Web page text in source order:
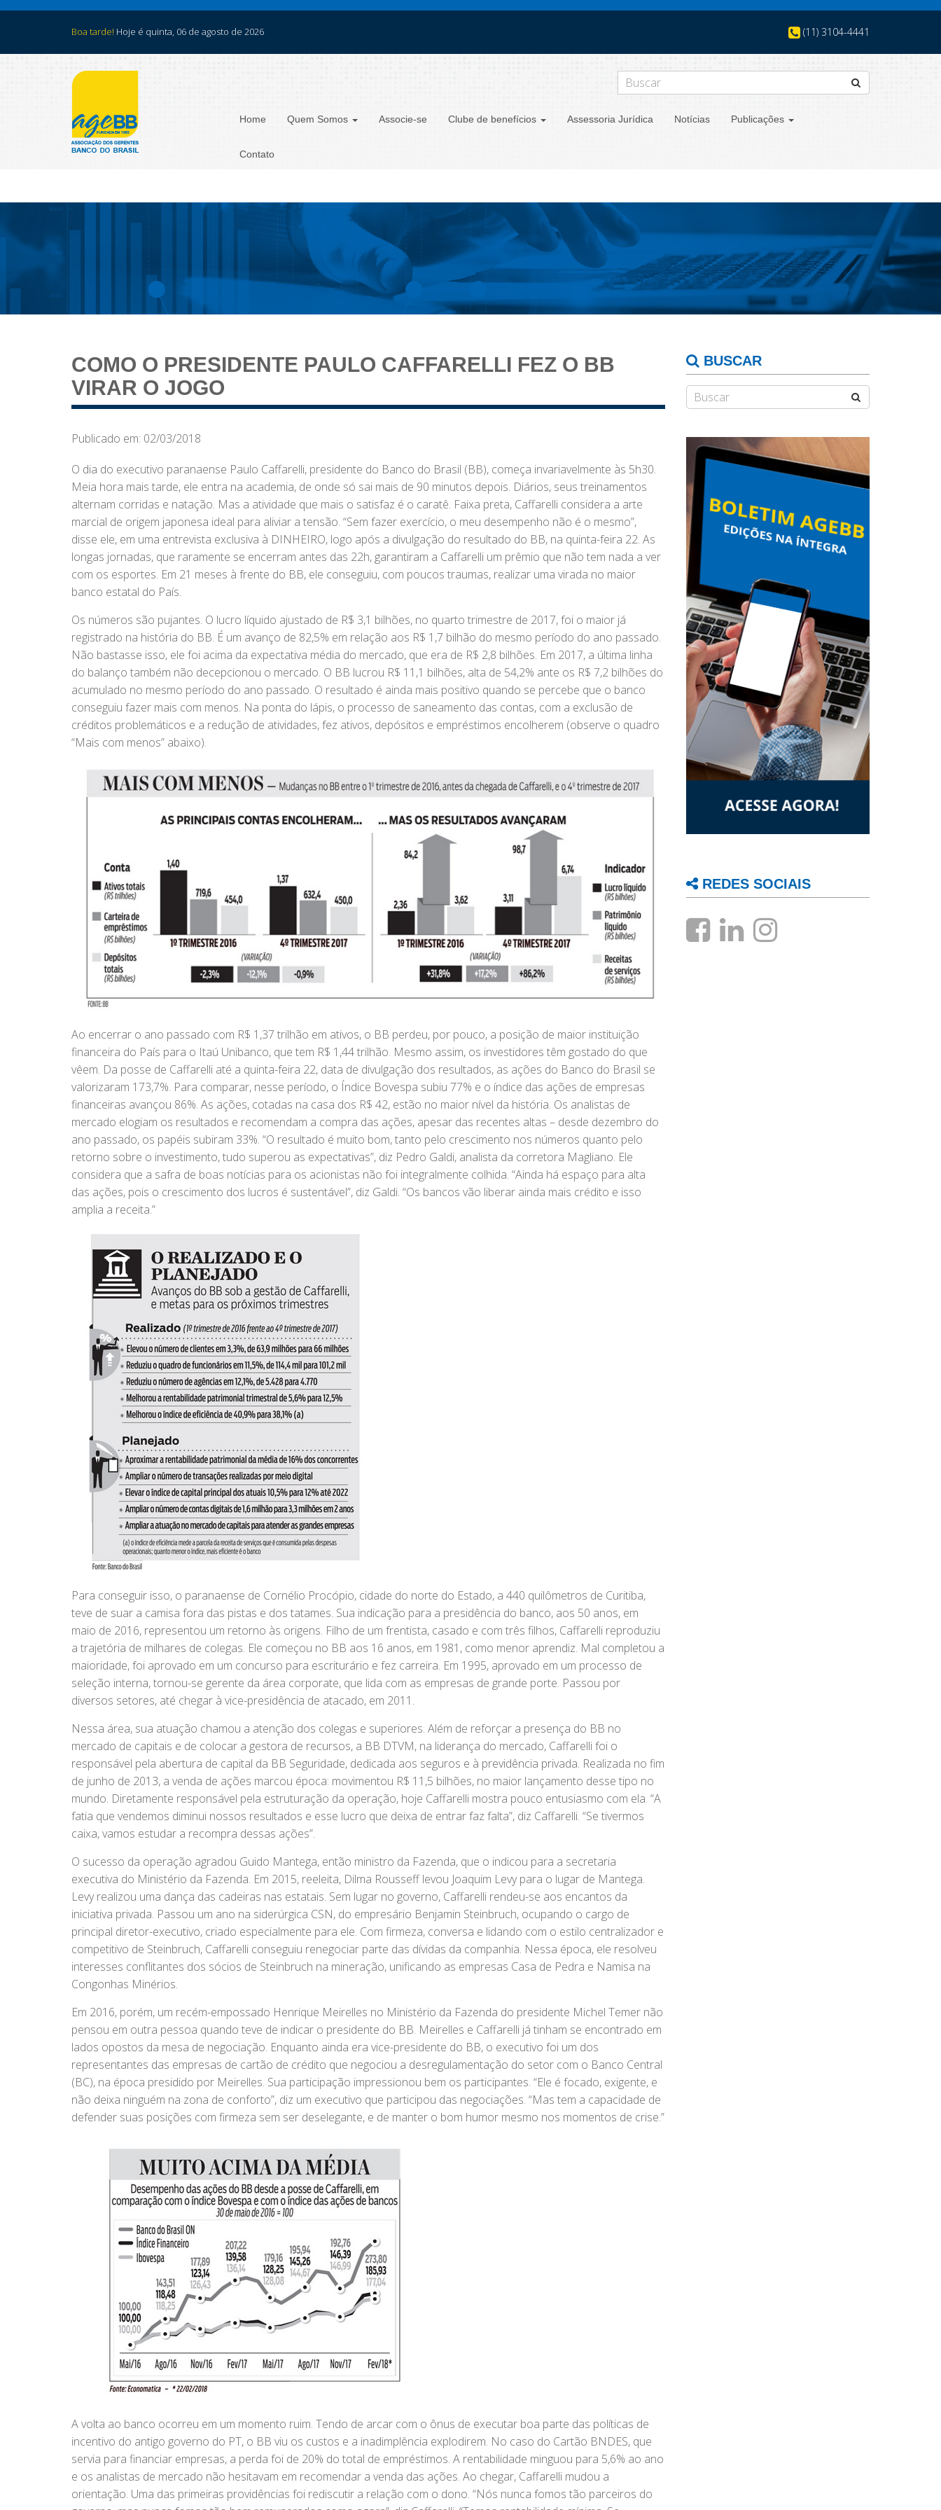
Boa tarde! Hoje é quinta, 06 de agosto de 2026 (11) 3104-4441
Home Quem Somos Associe-se Clube de benefícios Assessoria Jurídica Notícias Publicações
Contato
COMO O PRESIDENTE PAULO CAFFARELLI FEZ O BB
VIRAR O JOGO
Publicado em: 02/03/2018
O dia do executivo paranaense Paulo Caffarelli, presidente do Banco do Brasil (BB), começa invariavelmente às 5h30.
Meia hora mais tarde, ele entra na academia, de onde só sai mais de 90 minutos depois. Diários, seus treinamentos
alternam corridas e natação. Mas a atividade que mais o satisfaz é o caratê. Faixa preta, Caffarelli considera a arte
marcial de origem japonesa ideal para aliviar a tensão. “Sem fazer exercício, o meu desempenho não é o mesmo”,
disse ele, em uma entrevista exclusiva à DINHEIRO, logo após a divulgação do resultado do BB, na quinta-feira 22. As
longas jornadas, que raramente se encerram antes das 22h, garantiram a Caffarelli um prêmio que não tem nada a ver
com os esportes. Em 21 meses à frente do BB, ele conseguiu, com poucos traumas, realizar uma virada no maior
banco estatal do País.
Os números são pujantes. O lucro líquido ajustado de R$ 3,1 bilhões, no quarto trimestre de 2017, foi o maior já
registrado na história do BB. É um avanço de 82,5% em relação aos R$ 1,7 bilhão do mesmo período do ano passado.
Não bastasse isso, ele foi acima da expectativa média do mercado, que era de R$ 2,8 bilhões. Em 2017, a última linha
do balanço também não decepcionou o mercado. O BB lucrou R$ 11,1 bilhões, alta de 54,2% ante os R$ 7,2 bilhões do
acumulado no mesmo período do ano passado. O resultado é ainda mais positivo quando se percebe que o banco
conseguiu fazer mais com menos. Na ponta do lápis, o processo de saneamento das contas, com a exclusão de
créditos problemáticos e a redução de atividades, fez ativos, depósitos e empréstimos encolherem (observe o quadro
“Mais com menos” abaixo).
Ao encerrar o ano passado com R$ 1,37 trilhão em ativos, o BB perdeu, por pouco, a posição de maior instituição
financeira do País para o Itaú Unibanco, que tem R$ 1,44 trilhão. Mesmo assim, os investidores têm gostado do que
vêem. Da posse de Caffarelli até a quinta-feira 22, data de divulgação dos resultados, as ações do Banco do Brasil se
valorizaram 173,7%. Para comparar, nesse período, o Índice Bovespa subiu 77% e o índice das ações de empresas
financeiras avançou 86%. As ações, cotadas na casa dos R$ 42, estão no maior nível da história. Os analistas de
mercado elogiam os resultados e recomendam a compra das ações, apesar das recentes altas – desde dezembro do
ano passado, os papéis subiram 33%. “O resultado é muito bom, tanto pelo crescimento nos números quanto pelo
retorno sobre o investimento, tudo superou as expectativas”, diz Pedro Galdi, analista da corretora Magliano. Ele
considera que a safra de boas notícias para os acionistas não foi integralmente colhida. “Ainda há espaço para alta
das ações, pois o crescimento dos lucros é sustentável”, diz Galdi. “Os bancos vão liberar ainda mais crédito e isso
amplia a receita.”
Para conseguir isso, o paranaense de Cornélio Procópio, cidade do norte do Estado, a 440 quilômetros de Curitiba,
teve de suar a camisa fora das pistas e dos tatames. Sua indicação para a presidência do banco, aos 50 anos, em
maio de 2016, representou um retorno às origens. Filho de um frentista, casado e com três filhos, Caffarelli reproduziu
a trajetória de milhares de colegas. Ele começou no BB aos 16 anos, em 1981, como menor aprendiz. Mal completou a
maioridade, foi aprovado em um concurso para escriturário e fez carreira. Em 1995, aprovado em um processo de
seleção interna, tornou-se gerente da área corporate, que lida com as empresas de grande porte. Passou por
diversos setores, até chegar à vice-presidência de atacado, em 2011.
Nessa área, sua atuação chamou a atenção dos colegas e superiores. Além de reforçar a presença do BB no
mercado de capitais e de colocar a gestora de recursos, a BB DTVM, na liderança do mercado, Caffarelli foi o
responsável pela abertura de capital da BB Seguridade, dedicada aos seguros e à previdência privada. Realizada no fim
de junho de 2013, a venda de ações marcou época: movimentou R$ 11,5 bilhões, no maior lançamento desse tipo no
mundo. Diretamente responsável pela estruturação da operação, hoje Caffarelli mostra pouco entusiasmo com ela. “A
fatia que vendemos diminui nossos resultados e esse lucro que deixa de entrar faz falta”, diz Caffarelli. “Se tivermos
caixa, vamos estudar a recompra dessas ações”.
O sucesso da operação agradou Guido Mantega, então ministro da Fazenda, que o indicou para a secretaria
executiva do Ministério da Fazenda. Em 2015, reeleita, Dilma Rousseff levou Joaquim Levy para o lugar de Mantega.
Levy realizou uma dança das cadeiras nas estatais. Sem lugar no governo, Caffarelli rendeu-se aos encantos da
iniciativa privada. Passou um ano na siderúrgica CSN, do empresário Benjamin Steinbruch, ocupando o cargo de
principal diretor-executivo, criado especialmente para ele. Com firmeza, conversa e lidando com o estilo centralizador e
competitivo de Steinbruch, Caffarelli conseguiu renegociar parte das dívidas da companhia. Nessa época, ele resolveu
interesses conflitantes dos sócios de Steinbruch na mineração, unificando as empresas Casa de Pedra e Namisa na
Congonhas Minérios.
Em 2016, porém, um recém-empossado Henrique Meirelles no Ministério da Fazenda do presidente Michel Temer não
pensou em outra pessoa quando teve de indicar o presidente do BB. Meirelles e Caffarelli já tinham se encontrado em
lados opostos da mesa de negociação. Enquanto ainda era vice-presidente do BB, o executivo foi um dos
representantes das empresas de cartão de crédito que negociou a desregulamentação do setor com o Banco Central
(BC), na época presidido por Meirelles. Sua participação impressionou bem os participantes. “Ele é focado, exigente, e
não deixa ninguém na zona de conforto”, diz um executivo que participou das negociações. “Mas tem a capacidade de
defender suas posições com firmeza sem ser deselegante, e de manter o bom humor mesmo nos momentos de crise.”
A volta ao banco ocorreu em um momento ruim. Tendo de arcar com o ônus de executar boa parte das políticas de
incentivo do antigo governo do PT, o BB viu os custos e a inadimplência explodirem. No caso do Cartão BNDES, que
servia para financiar empresas, a perda foi de 20% do total de empréstimos. A rentabilidade minguou para 5,6% ao ano
e os analistas de mercado não hesitavam em recomendar a venda das ações. Ao chegar, Caffarelli mudou a
orientação. Uma das primeiras providências foi rediscutir a relação com o dono. “Nós nunca fomos tão parceiros do
BUSCAR
REDES SOCIAIS